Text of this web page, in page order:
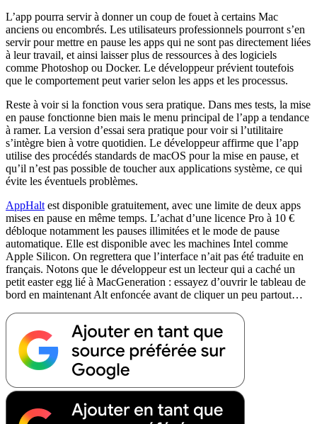
L’app pourra servir à donner un coup de fouet à certains Mac
anciens ou encombrés. Les utilisateurs professionnels pourront s’en
servir pour mettre en pause les apps qui ne sont pas directement liées
à leur travail, et ainsi laisser plus de ressources à des logiciels
comme Photoshop ou Docker. Le développeur prévient toutefois
que le comportement peut varier selon les apps et les processus.
Reste à voir si la fonction vous sera pratique. Dans mes tests, la mise
en pause fonctionne bien mais le menu principal de l’app a tendance
à ramer. La version d’essai sera pratique pour voir si l’utilitaire
s’intègre bien à votre quotidien. Le développeur affirme que l’app
utilise des procédés standards de macOS pour la mise en pause, et
qu’il n’est pas possible de toucher aux applications système, ce qui
évite les éventuels problèmes.
AppHalt est disponible gratuitement, avec une limite de deux apps
mises en pause en même temps. L’achat d’une licence Pro à 10 €
débloque notamment les pauses illimitées et le mode de pause
automatique. Elle est disponible avec les machines Intel comme
Apple Silicon. On regrettera que l’interface n’ait pas été traduite en
français. Notons que le développeur est un lecteur qui a caché un
petit easter egg lié à MacGeneration : essayez d’ouvrir le tableau de
bord en maintenant Alt enfoncée avant de cliquer un peu partout…